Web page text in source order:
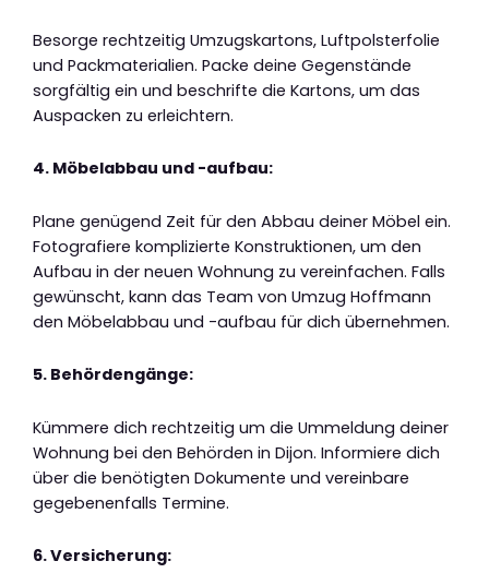
Besorge rechtzeitig Umzugskartons, Luftpolsterfolie
und Packmaterialien. Packe deine Gegenstände
sorgfältig ein und beschrifte die Kartons, um das
Auspacken zu erleichtern.
4. Möbelabbau und -aufbau:
Plane genügend Zeit für den Abbau deiner Möbel ein.
Fotografiere komplizierte Konstruktionen, um den
Aufbau in der neuen Wohnung zu vereinfachen. Falls
gewünscht, kann das Team von Umzug Hoffmann
den Möbelabbau und -aufbau für dich übernehmen.
5. Behördengänge:
Kümmere dich rechtzeitig um die Ummeldung deiner
Wohnung bei den Behörden in Dijon. Informiere dich
über die benötigten Dokumente und vereinbare
gegebenenfalls Termine.
6. Versicherung: